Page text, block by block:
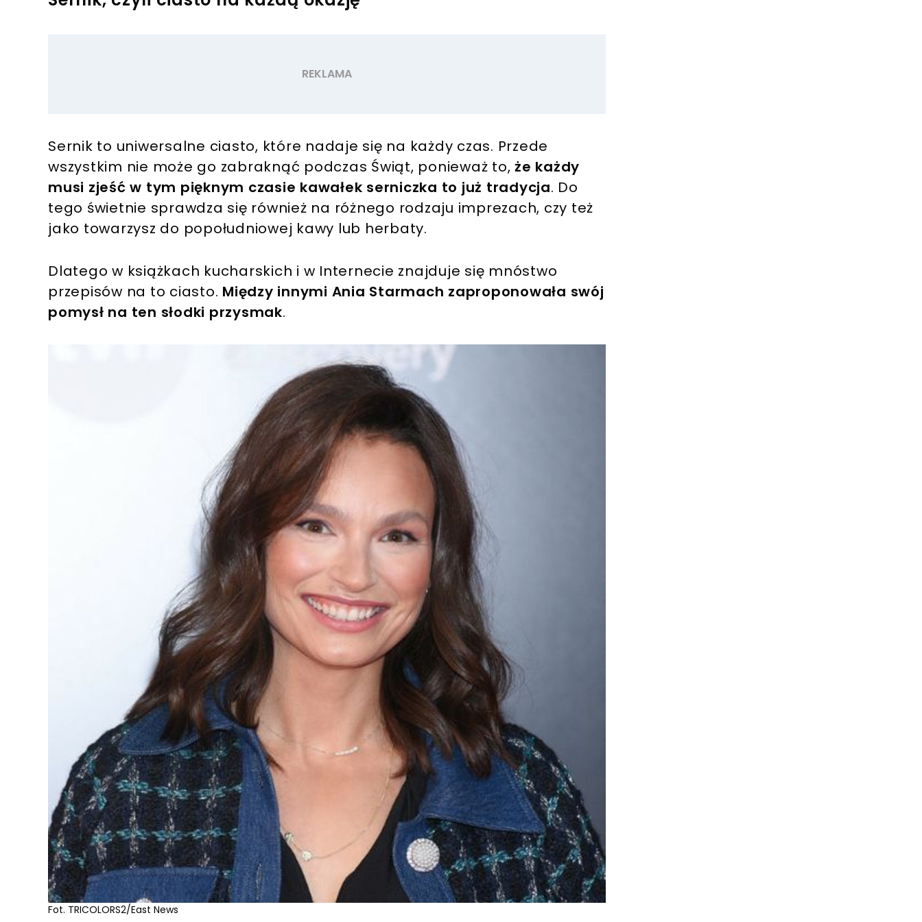
Sernik to uniwersalne ciasto, które nadaje się na każdy czas. Przede
wszystkim nie może go zabraknąć podczas Świąt, ponieważ to, że każdy
musi zjeść w tym pięknym czasie kawałek serniczka to już tradycja. Do
tego świetnie sprawdza się również na różnego rodzaju imprezach, czy też
jako towarzysz do popołudniowej kawy lub herbaty.
Dlatego w książkach kucharskich i w Internecie znajduje się mnóstwo
przepisów na to ciasto. Między innymi Ania Starmach zaproponowała swój
pomysł na ten słodki przysmak.
Fot. TRICOLORS2/East News